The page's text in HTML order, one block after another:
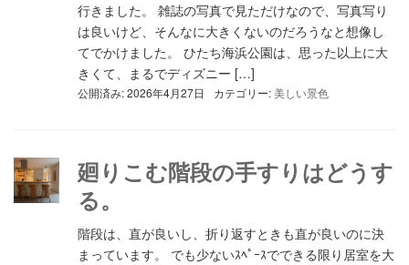
行きました。 雑誌の写真で見ただけなので、写真写り
は良いけど、そんなに大きくないのだろうなと想像し
てでかけました。 ひたち海浜公園は、思った以上に大
きくて、まるでディズニー […]
公開済み: 2026年4月27日 カテゴリー:美しい景色
廻りこむ階段の手すりはどうす
る。
階段は、直が良いし、折り返すときも直が良いのに決
まっています。 でも少ないｽﾍﾟｰｽでできる限り居室を大